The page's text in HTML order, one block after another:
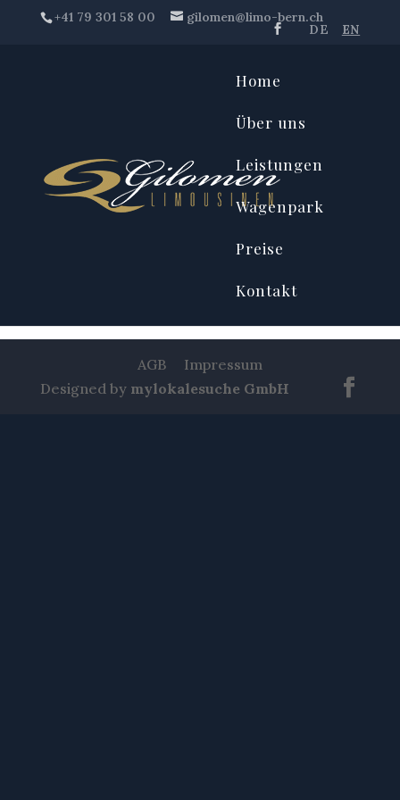
+41 79 301 58 00 gilomen@limo-bern.ch
DE EN
Home
Über uns
Leistungen
Wagenpark
Preise
Kontakt
AGB
Impressum
Designed by mylokalesuche GmbH